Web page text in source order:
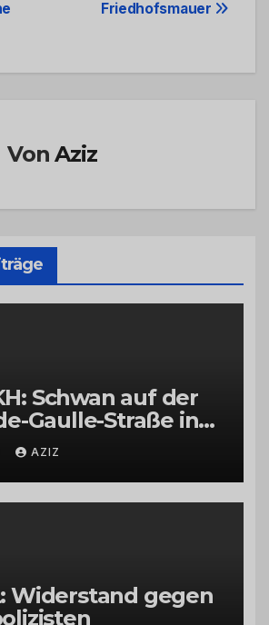
Friedhofsmauer
VonAziz
Schwan auf der
Gaulle-Straße in
beeinflusst
AZIZ
Widerstand gegen